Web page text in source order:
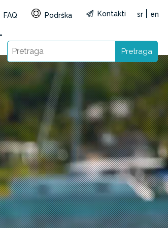
Failed to open stream: HTTP
FAQ Podrška Kontakti sr en
Pretraga